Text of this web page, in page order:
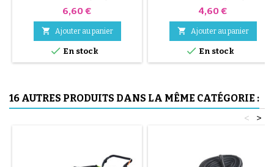
Prix
6,60 €
 Ajouter au panier
 En stock
aléatoire, noir, rouge, vert,
jaune et bleu ou 3 pièces en
acier ( gris ) Le montage du
uniquement à la main, cela évite
de percer la chambre à air.
Prix
4,60 €
 Ajouter au panier
 En stock
16 AUTRES PRODUITS DANS LA MÊME CATÉGORIE :
>
<